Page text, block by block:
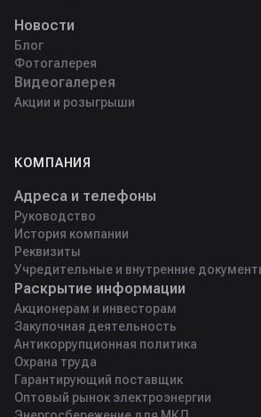
Новости
Блог
Фотогалерея
Видеогалерея
Акции и розыгрыши
КОМПАНИЯ
Адреса и телефоны
Руководство
История компании
Реквизиты
Учредительные и внутренние
Раскрытие информации
Акционерам и инвесторам
Закупочная деятельность
Антикоррупционная политика
Охрана труда
Гарантирующий поставщик
Оптовый рынок электроэнергии